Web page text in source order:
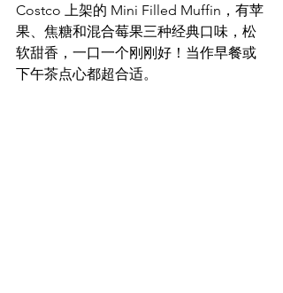
Costco 上架的 Mini Filled Muffin，有苹
果、焦糖和混合莓果三种经典口味，松
软甜香，一口一个刚刚好！当作早餐或
下午茶点心都超合适。